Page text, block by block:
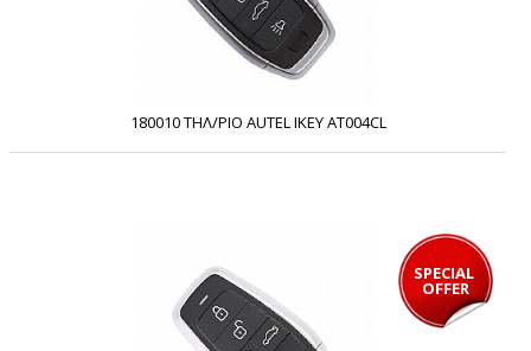
180010 ΤΗΛ/ΡΙΟ AUTEL IKEY AT004CL
SPECIAL
OFFER